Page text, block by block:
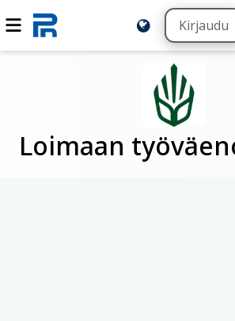
Kirjaudu
Loimaan